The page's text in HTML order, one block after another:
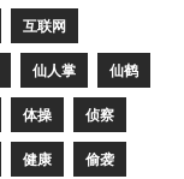
互联网
仙人掌 仙鹤
体操 侦察
健康 偷袭